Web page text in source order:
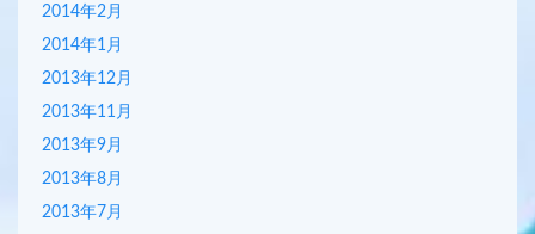
2014年2月
2014年1月
2013年12月
2013年11月
2013年9月
2013年8月
2013年7月